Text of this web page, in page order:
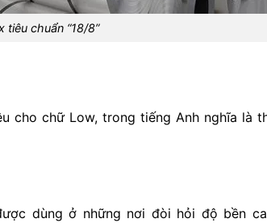
tiêu chuẩn “18/8”
cho chữ Low, trong tiếng Anh nghĩa là
dùng ở những nơi đòi hỏi độ bền